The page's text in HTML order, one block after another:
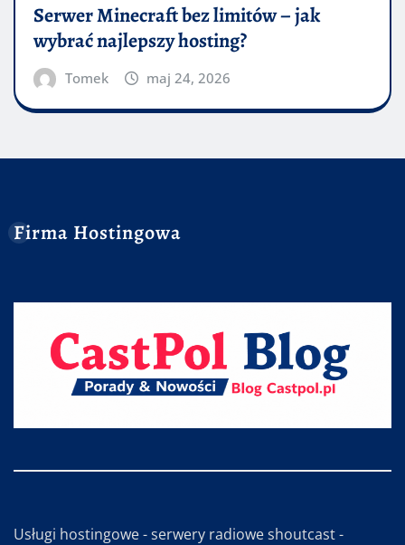
Serwer Minecraft bez limitów – jak
wybrać najlepszy hosting?
Tomek maj 24, 2026
Firma Hostingowa
Usługi hostingowe - serwery radiowe shoutcast -